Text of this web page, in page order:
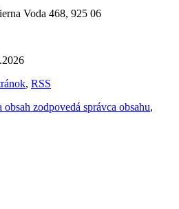
Voda 468, 925 06
, RSS
obsah zodpovedá správca obsahu,